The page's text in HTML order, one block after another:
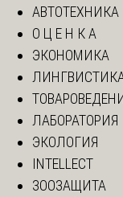
АВТОТЕХНИКА
О Ц Е Н К А
ЭКОНОМИКА
ЛАБОРАТОРИЯ
ЭКОЛОГИЯ
INTELLECT
ЗООЗАЩИТА